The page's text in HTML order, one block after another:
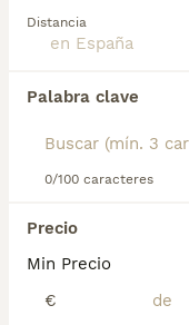
Distancia
Palabra clave
0/100 caracteres
Precio
Min Precio
€
Encontramos
búsqueda y
Preguntas
¿Cuánto